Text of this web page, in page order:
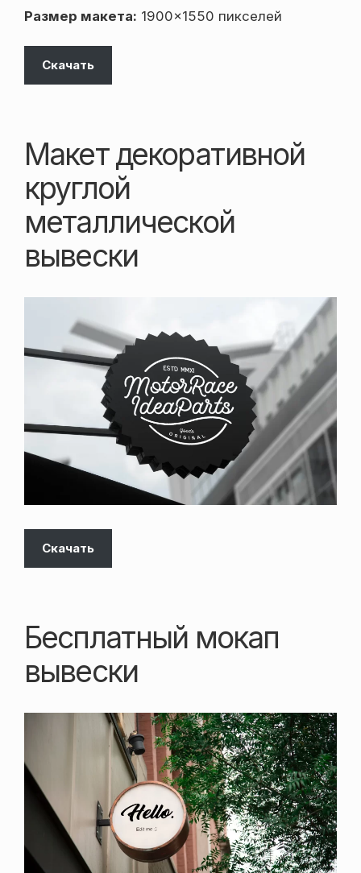
Размер макета: 1900×1550 пикселей
Скачать
Макет декоративной
круглой
металлической
вывески
Скачать
Бесплатный мокап
вывески